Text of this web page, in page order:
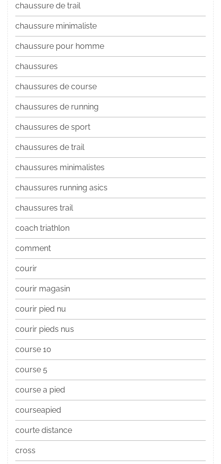
chaussure de trail
chaussure minimaliste
chaussure pour homme
chaussures
chaussures de course
chaussures de running
chaussures de sport
chaussures de trail
chaussures minimalistes
chaussures running asics
chaussures trail
coach triathlon
comment
courir
courir magasin
courir pied nu
courir pieds nus
course 10
course 5
course a pied
courseapied
courte distance
cross